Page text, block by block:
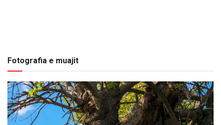
Fotografia e muajit